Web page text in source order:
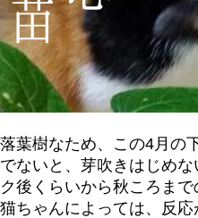
落葉樹なため、この4月の
でないと、芽吹きはじめ
ク後くらいから秋ころまで
猫ちゃんによっては、反応